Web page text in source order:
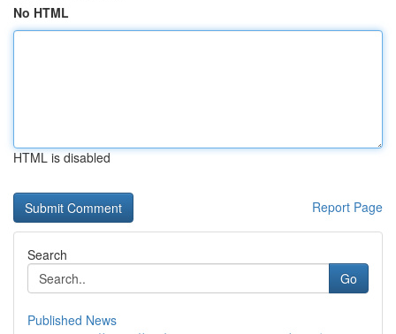
No HTML
HTML is disabled
Report Page
Search
Go
Published News